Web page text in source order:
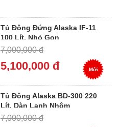
Tủ Đông Đứng Alaska IF-11
100 Lít, Nhỏ Gọn
7,000,000 đ
5,100,000 đ Mới
Tủ Đông Alaska BD-300 220
Lít, Dàn Lạnh Nhôm
7,000,000 đ